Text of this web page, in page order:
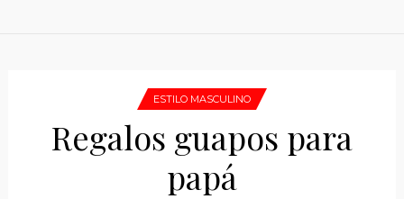
ESTILO MASCULINO
Regalos guapos para
papá